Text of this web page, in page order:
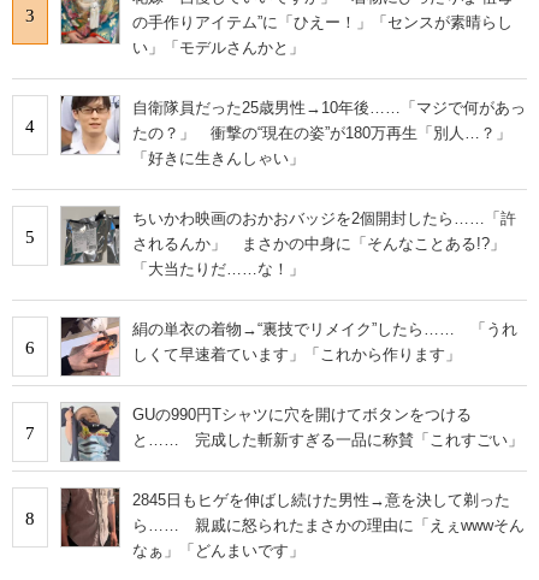
3
の手作りアイテム”に「ひえー！」「センスが素晴らし
い」「モデルさんかと」
4
自衛隊員だった25歳男性→10年後……「マジで何があっ
たの？」 衝撃の“現在の姿”が180万再生「別人…？」
「好きに生きんしゃい」
5
ちいかわ映画のおかおバッジを2個開封したら……「許
されるんか」 まさかの中身に「そんなことある!?」
「大当たりだ……な！」
6
絹の単衣の着物→“裏技でリメイク”したら…… 「うれ
しくて早速着ています」「これから作ります」
7
GUの990円Tシャツに穴を開けてボタンをつける
と…… 完成した斬新すぎる一品に称賛「これすごい」
8
2845日もヒゲを伸ばし続けた男性→意を決して剃った
ら…… 親戚に怒られたまさかの理由に「えぇwwwそん
なぁ」「どんまいです」